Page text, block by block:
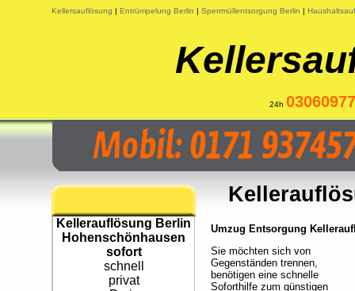
Kellersauflösung | Entrümpelung Berlin | Sperrmüllentsorgung Berlin |
24h
Kellerauflösung Berlin
Hohenschönhausen
sofort
schnell
privat
Umzug Entsorgung
Sie möchten sich von
Gegenständen trennen,
benötigen eine schnelle
Soforthilfe zum günstigen